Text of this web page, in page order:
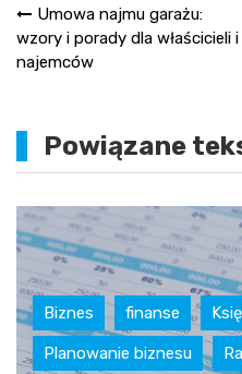
Nawigacja
wpisu
Umowa najmu garażu:
wzory i porady dla właścicieli i
najemców
Powiązane
Biznes finanse
Planowanie biznesu